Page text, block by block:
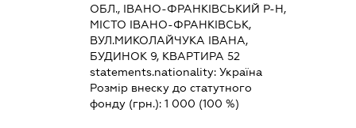
ОБЛ., ІВАНО-ФРАНКІВСЬКИЙ Р-Н,
МІСТО ІВАНО-ФРАНКІВСЬК,
ВУЛ.МИКОЛАЙЧУКА ІВАНА,
БУДИНОК 9, КВАРТИРА 52
statements.nationality:Україна
Розмір внеску до статутного
фонду (грн.):1 000 (100 %)